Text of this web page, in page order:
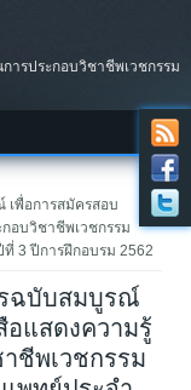
รประกอบวิชาชีพเวชกรรม
เพื่อการสมัครสอบ
อบวิชาชีพเวชกรรม
3 ปีการฝึกอบรม 2562
รฉบับสมบูรณ์
แสดงความรู้
ชีพเวชกรรม